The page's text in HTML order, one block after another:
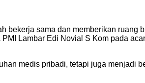
bekerja sama dan memberikan
Lambar Edi Novial S Kom pada
medis pribadi, tetapi juga menjadi